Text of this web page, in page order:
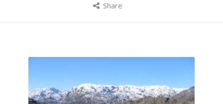
Share